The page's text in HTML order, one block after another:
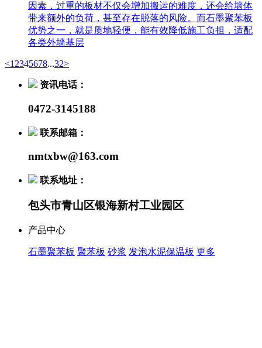
因素，过重的板材不仅会增加搬运的难度，还会给墙体
带来额外的负荷，甚至存在脱落的风险。而石墨聚苯板
优势之一，就是质地轻便，能有效降低施工负担，适配
各类外墙基层
<1 2345678...32>
资讯电话：
0472-3145188
联系邮箱：
nmtxbw@163.com
联系地址：
包头市青山区银海新村工业园区
产品中心
石墨聚苯板 聚苯板 砂浆 发泡水泥保温板 更多